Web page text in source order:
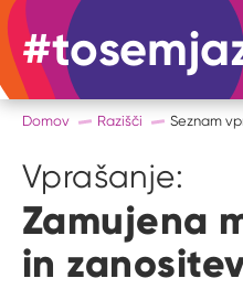
Domov Razišči Seznam
Vprašanje:
Zamujena
in